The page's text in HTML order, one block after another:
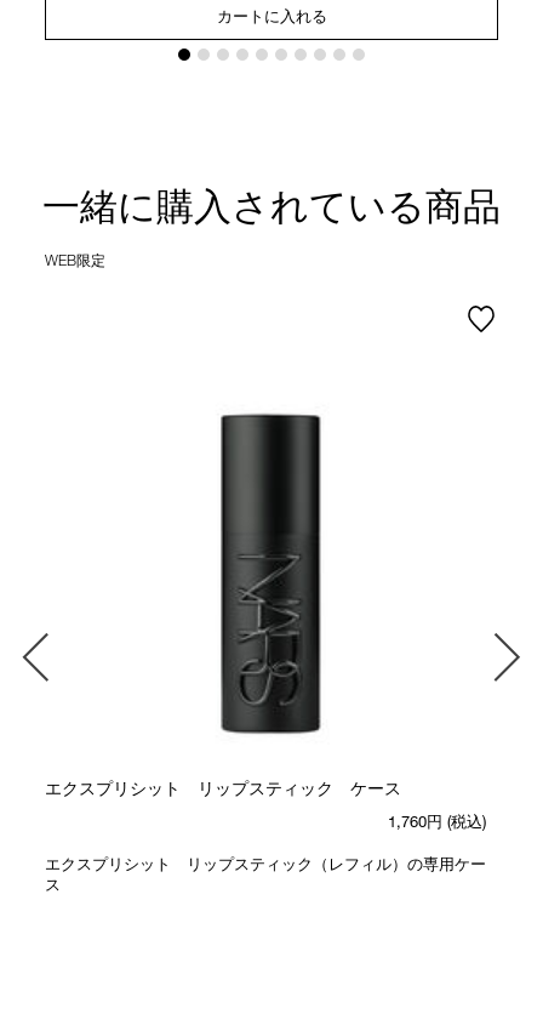
カートに入れる
一緒に購入されている商品
WEB限定
エクスプリシット リップスティック ケース
1,760円 (税込)
エクスプリシット リップスティック（レフィル）の専用ケー
ス